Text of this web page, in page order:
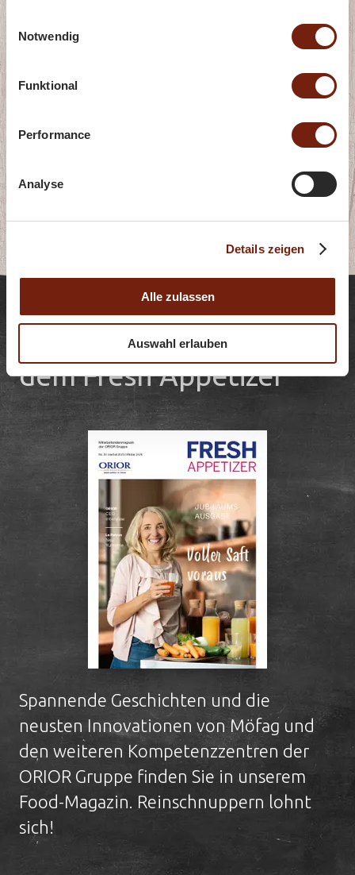
Notwendig
Funktional
Performance
Analyse
Details zeigen
Alle zulassen
Auswahl erlauben
Food-Inspiration mit
dem Fresh Appetizer
Spannende Geschichten und die
neusten Innovationen von Möfag und
den weiteren Kompetenzzentren der
ORIOR Gruppe finden Sie in unserem
Food-Magazin. Reinschnuppern lohnt
sich!